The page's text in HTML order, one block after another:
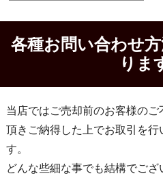
各種お問い合わせ
りま
当店ではご売却前のお客様の
頂きご納得した上でお取引を行
す。
どんな些細な事でも結構でご